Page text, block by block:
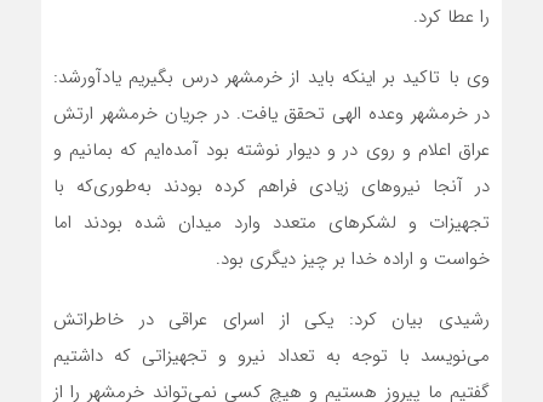
را عطا کرد.
وی با تاکید بر اینکه باید از خرمشهر درس بگیریم یادآورشد:
در خرمشهر وعده الهی تحقق یافت. در جریان خرمشهر ارتش
عراق اعلام و روی در و دیوار نوشته بود آمده‌ایم که بمانیم و
در آنجا نیروهای زیادی فراهم کرده بودند به‌طوری‌که با
تجهیزات و لشکرهای متعدد وارد میدان شده بودند اما
خواست و اراده خدا بر چیز دیگری بود.
رشیدی بیان کرد: یکی از اسرای عراقی در خاطراتش
می‌نویسد با توجه به تعداد نیرو و تجهیزاتی که داشتیم
گفتیم ما پیروز هستیم و هیچ کسی نمی‌تواند خرمشهر را از